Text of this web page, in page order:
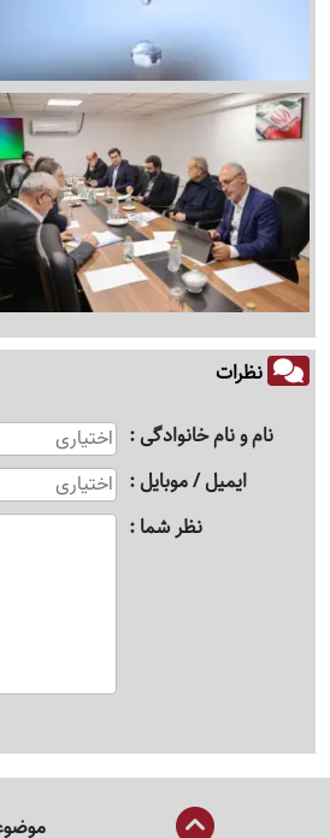
نظرات
نام و نام خانوادگی
ایمیل / موبایل
نظر شما